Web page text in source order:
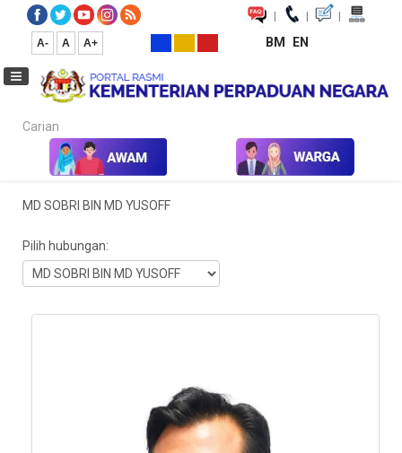
| | |
A- A A+ BM EN
Carian...
Laman Utama
MD SOBRI BIN MD YUSOFF
Pilih hubungan: